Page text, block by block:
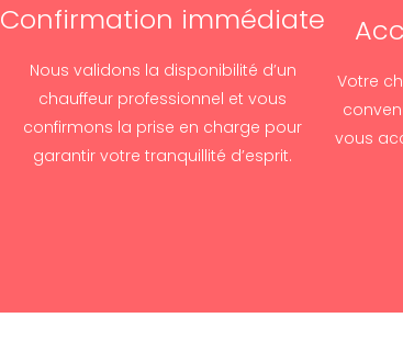
Confirmation immédiate
Nous validons la disponibilité d’un
chauffeur professionnel et vous
confirmons la prise en charge pour
garantir votre tranquillité d’esprit.
Votre
vous